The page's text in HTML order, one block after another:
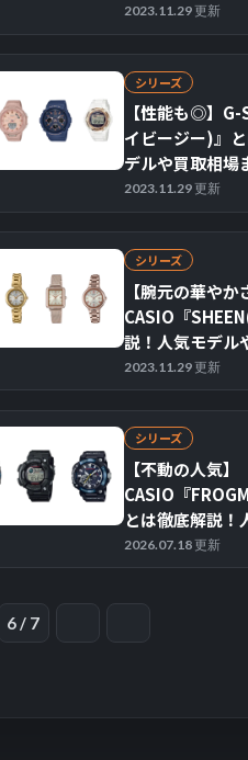
2023.11.29 更新
シリーズ
【性能も◎】
イビージー)』
デルや買取相場
2023.11.29 更新
シリーズ
【腕元の華やか
CASIO『
説！人気モデル
ーズ紹介】
2023.11.29 更新
シリーズ
【不動の人気】
CASIO『
とは徹底解説！
まで【なぜ高い
2026.07.18 更新
6 / 7